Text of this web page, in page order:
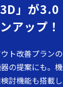
3D」が3.0
アップ！
ト改善プランの
の提案にも。機
討機能も搭載し